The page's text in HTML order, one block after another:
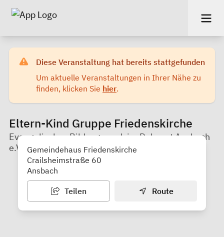
Diese Veranstaltung hat bereits stattgefunden
Um aktuelle Veranstaltungen in Ihrer Nähe zu
finden, klicken Sie hier.
Eltern-Kind Gruppe Friedenskirche
Evangelisches Bildungswerk im Dekanat Ansbach
e.V.
Gemeindehaus Friedenskirche
Crailsheimstraße 60
Ansbach
Teilen Route